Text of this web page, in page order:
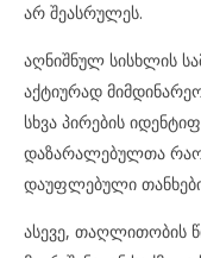
არ შეასრულეს.
აღნიშნულ სისხლის
აქტიურად
სხვა პირების
დაზარალებულთა
დაუფლებული
ასევე, თაღლითობის